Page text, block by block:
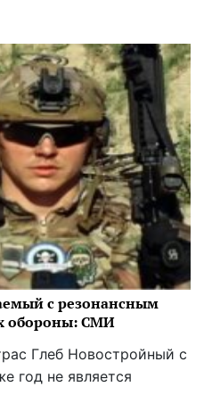
с резонансным
обороны: СМИ
Глеб Новостройный с
год не является